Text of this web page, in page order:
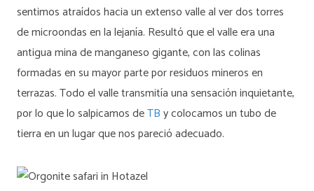
sentimos atraídos hacia un extenso valle al ver dos torres
de microondas en la lejanía. Resultó que el valle era una
antigua mina de manganeso gigante, con las colinas
formadas en su mayor parte por residuos mineros en
terrazas. Todo el valle transmitía una sensación inquietante,
por lo que lo salpicamos deTBy colocamos un tubo de
tierra en un lugar que nos pareció adecuado.